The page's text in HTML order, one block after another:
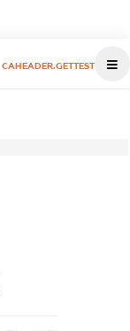
CAHEADER.GETTEST